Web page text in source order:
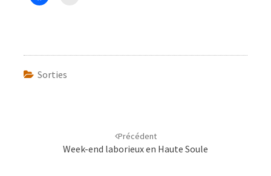
Sorties
Précédent
Week-end laborieux en Haute Soule